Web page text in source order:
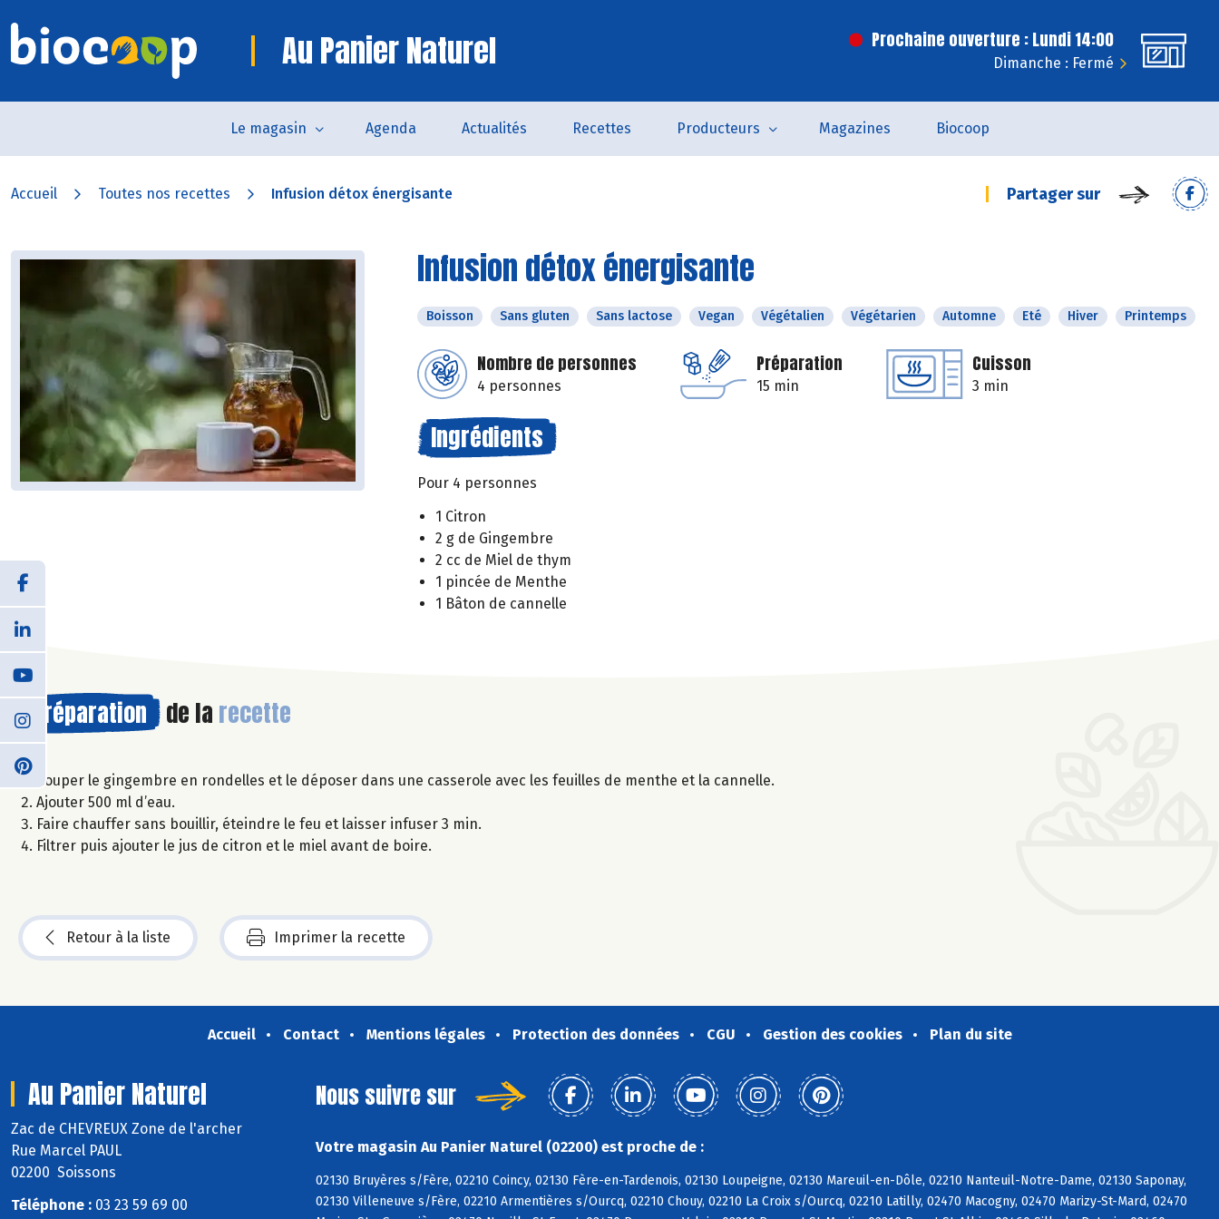
Au Panier Naturel Prochaine ouverture : Lundi 14:00
Dimanche : Fermé
Le magasin Agenda Actualités Recettes Producteurs Magazines Biocoop
Accueil Toutes nos recettes Infusion détox énergisante Partager sur
Infusion détox énergisante
Boisson Sans gluten Sans lactose Vegan Végétalien Végétarien Automne Eté Hiver Printemps
Nombre de personnes
4 personnes
Préparation
15 min
Cuisson
3 min
Ingrédients
Pour 4 personnes
1 Citron
2 g de Gingembre
2 cc de Miel de thym
1 pincée de Menthe
1 Bâton de cannelle
Préparation de la recette
Couper le gingembre en rondelles et le déposer dans une casserole avec les feuilles de menthe et la cannelle.
Ajouter 500 ml d’eau.
Faire chauffer sans bouillir, éteindre le feu et laisser infuser 3 min.
Filtrer puis ajouter le jus de citron et le miel avant de boire.
Retour à la liste Imprimer la recette
Accueil Contact Mentions légales Protection des données CGU Gestion des cookies Plan du site
Au Panier Naturel
Zac de CHEVREUX Zone de l'archer
Rue Marcel PAUL
02200 Soissons
Téléphone : 03 23 59 69 00
Nous suivre sur
Votre magasin Au Panier Naturel (02200) est proche de :
02130 Bruyères s/Fère, 02210 Coincy, 02130 Fère-en-Tardenois, 02130 Loupeigne, 02130 Mareuil-en-Dôle, 02210 Nanteuil-Notre-Dame, 02130 Saponay,
02130 Villeneuve s/Fère, 02210 Armentières s/Ourcq, 02210 Chouy, 02210 La Croix s/Ourcq, 02210 Latilly, 02470 Macogny, 02470 Marizy-St-Mard, 02470